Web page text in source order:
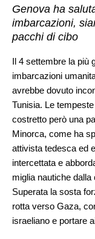
Genova ha
imbarcazioni,
pacchi di cibo
Il 4 settembre la più
imbarcazioni
avrebbe dovuto
Tunisia. Le
costretto però una
Minorca, come ha
attivista tedesca ed
intercettata e
miglia nautiche
Superata la sosta
rotta verso Gaza,
israeliano e portare